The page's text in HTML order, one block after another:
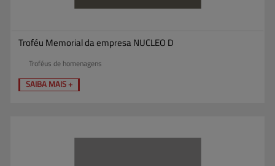
Troféu Memorial da empresa NUCLEO D
Troféus de homenagens
SAIBA MAIS +